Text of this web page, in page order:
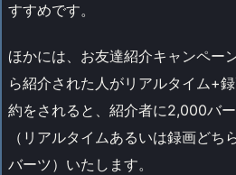
すすめです。
ほかには、お友達紹介キャンペー
ら紹介された人がリアルタイム+
約をされると、紹介者に2,000バ
（リアルタイムあるいは録画どち
バーツ）いたします。